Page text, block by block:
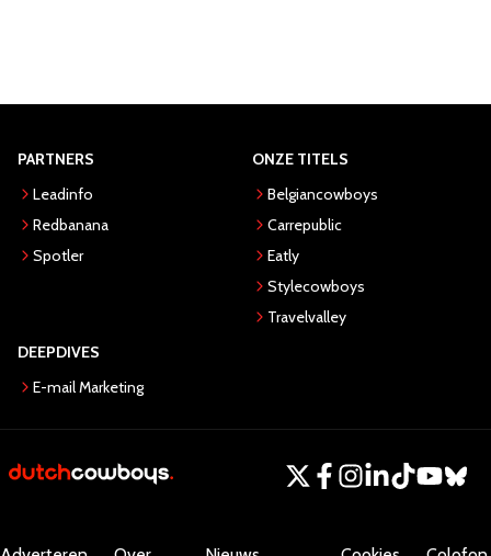
PARTNERS
Leadinfo
Redbanana
Spotler
ONZE TITELS
Belgiancowboys
Carrepublic
Eatly
Stylecowboys
Travelvalley
DEEPDIVES
E-mail Marketing